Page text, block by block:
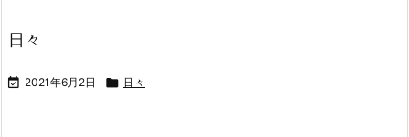
日々
 2021年6月2日  日々